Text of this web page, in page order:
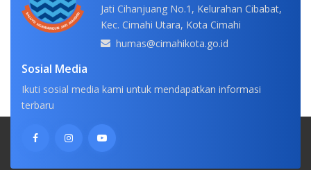
Jati Cihanjuang No.1, Kelurahan Cibabat,
Kec. Cimahi Utara, Kota Cimahi
humas@cimahikota.go.id
Sosial Media
Ikuti sosial media kami untuk mendapatkan informasi
terbaru